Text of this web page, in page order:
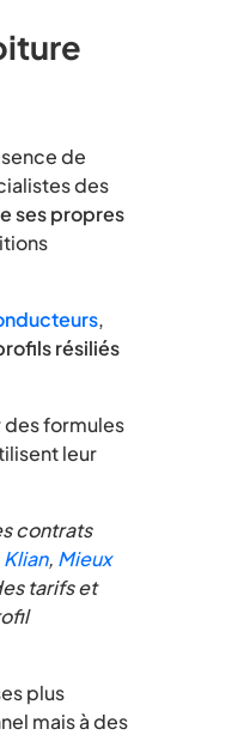
de
des
ses propres
,
résiliés
formules
leur
contrats
Klian, Mieux
tarifs et
plus
mais à des